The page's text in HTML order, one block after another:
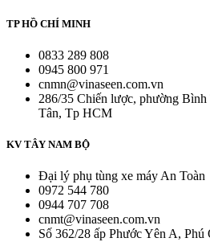
TP HỒ CHÍ MINH
0833 289 808
0945 800 971
cnmn@vinaseen.com.vn
286/35 Chiến lược, phường
Tân, Tp HCM
KV TÂY NAM BỘ
Đại lý phụ tùng xe máy An Toàn
0972 544 780
0944 707 708
cnmt@vinaseen.com.vn
Số 362/28 ấp Phước Yên A,